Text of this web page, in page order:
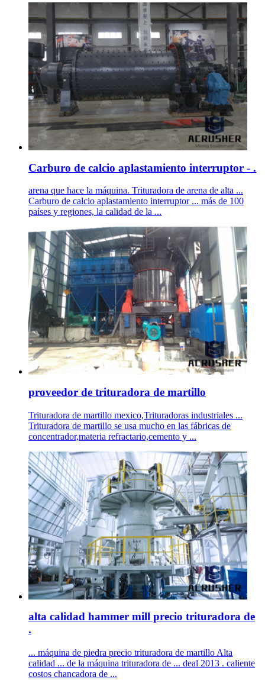
Carburo de calcio aplastamiento interruptor - .
arena que hace la máquina. Trituradora de arena de alta ...
Carburo de calcio aplastamiento interruptor ... más de 100
países y regiones, la calidad de la ...
proveedor de trituradora de martillo
Trituradora de martillo mexico,Trituradoras industriales ...
Trituradora de martillo se usa mucho en las fábricas de
concentrador,materia refractario,cemento y ...
alta calidad hammer mill precio trituradora de
.
... máquina de piedra precio trituradora de martillo Alta
calidad ... de la máquina trituradora de ... deal 2013 . caliente
costos chancadora de ...